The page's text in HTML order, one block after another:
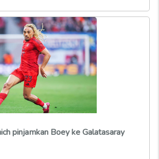
pinjamkan Boey ke Galatasaray